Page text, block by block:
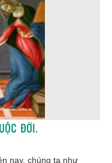
ĐỜI.
nay, chúng ta như